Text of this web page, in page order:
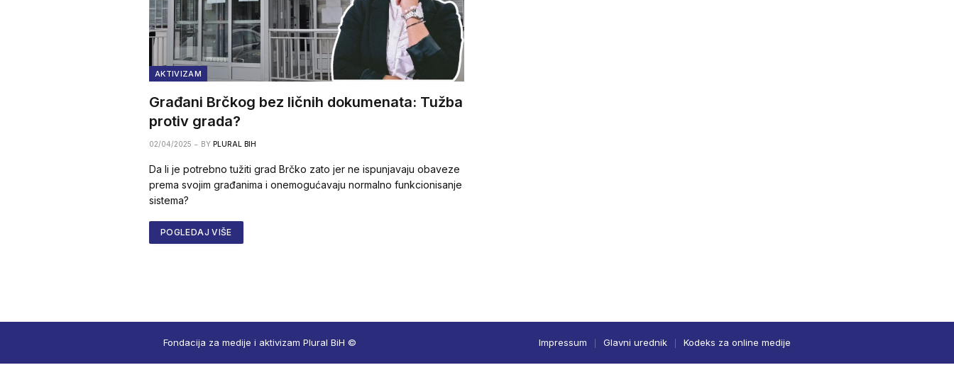
AKTIVIZAM
Građani Brčkog bez ličnih dokumenata: Tužba
protiv grada?
02/04/2025 BY PLURAL BIH
Da li je potrebno tužiti grad Brčko zato jer ne ispunjavaju obaveze
prema svojim građanima i onemogućavaju normalno funkcionisanje
sistema?
POGLEDAJ VIŠE
Fondacija za medije i aktivizam Plural BiH © Impressum Glavni urednik Kodeks za online medije